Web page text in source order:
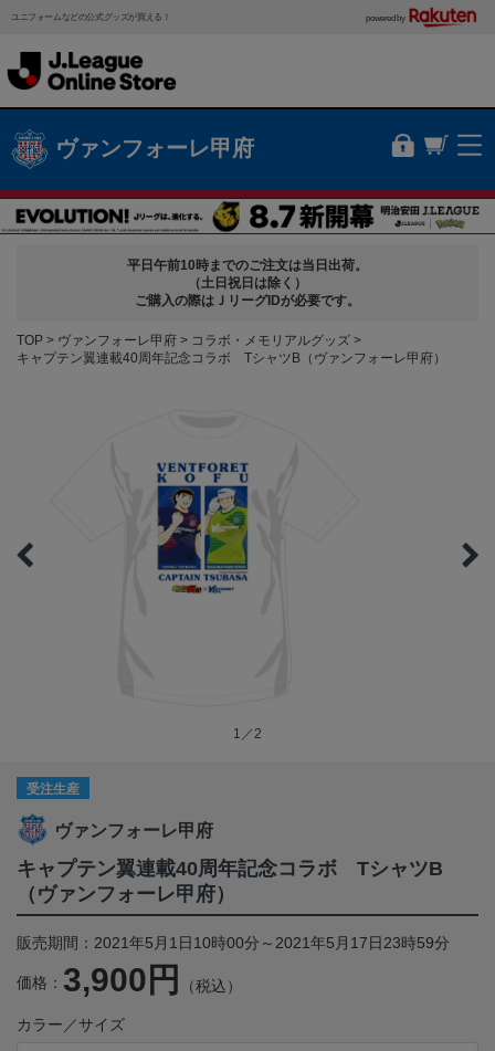
ユニフォームなどの公式グッズが買える！ powered by
ヴァンフォーレ甲府
平日午前10時までのご注文は当日出荷。
（土日祝日は除く）
ご購入の際はＪリーグIDが必要です。
TOP ヴァンフォーレ甲府
コラボ・メモリアルグッズ
キャプテン翼連載40周年記念コラボ TシャツB（ヴァンフォーレ甲府）
1／2
受注生産
ヴァンフォーレ甲府
キャプテン翼連載40周年記念コラボ TシャツB
（ヴァンフォーレ甲府）
販売期間：2021年5月1日10時00分～2021年5月17日23時59分
価格： 3,900円 （税込）
カラー／サイズ